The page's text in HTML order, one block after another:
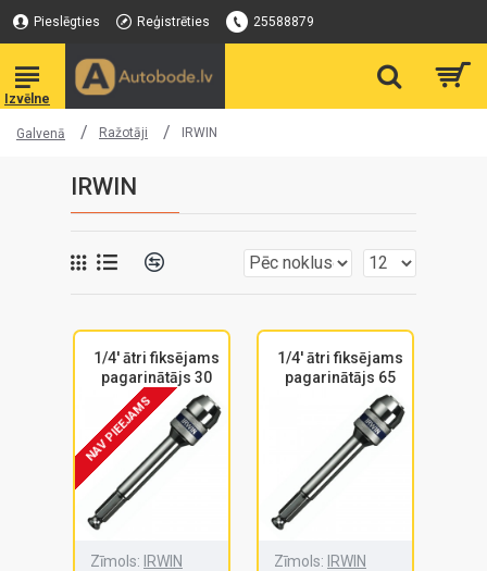
Pieslēgties Reģistrēties 25588879
Galvenā Ražotāji IRWIN
IRWIN
1/4' ātri fiksējams
pagarinātājs 30
NAV PIEEJAMS
Zīmols: IRWIN
1/4' ātri fiksējams
pagarinātājs 65
Zīmols: IRWIN